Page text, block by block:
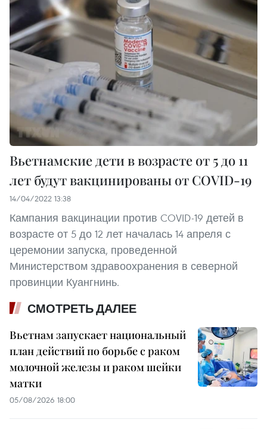
Вьетнамские дети в возрасте от 5 до 11
лет будут вакцинированы от COVID-19
14/04/2022 13:38
Кампания вакцинации против COVID-19 детей в
возрасте от 5 до 12 лет началась 14 апреля с
церемонии запуска, проведенной
Министерством здравоохранения в северной
провинции Куангнинь.
СМОТРЕТЬ ДАЛЕЕ
Вьетнам запускает национальный
план действий по борьбе с раком
молочной железы и раком шейки
матки
05/08/2026 18:00